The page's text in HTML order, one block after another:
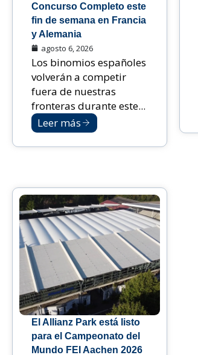
Concurso Completo este
fin de semana en Francia
y Alemania
agosto 6, 2026
Los binomios españoles
volverán a competir
fuera de nuestras
fronteras durante este...
Leer más
El Allianz Park está listo
para el Campeonato del
Mundo FEI Aachen 2026